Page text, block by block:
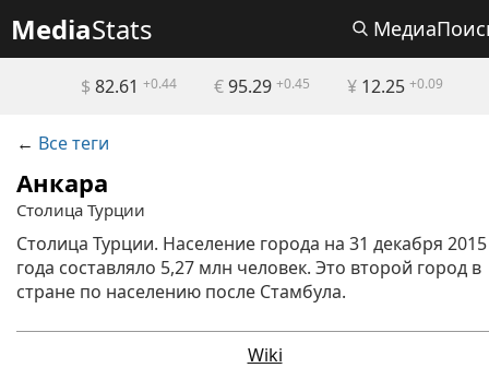
MediaStats
$ 82.61 +0.44 €95.29 +0.45 ¥ 12.25 +0.09
← Все теги
Анкара
Столица Турции
Столица Турции. Население города на 31 декабря 2015
года составляло 5,27 млн человек. Это второй город в
стране по населению после Стамбула.
Wiki